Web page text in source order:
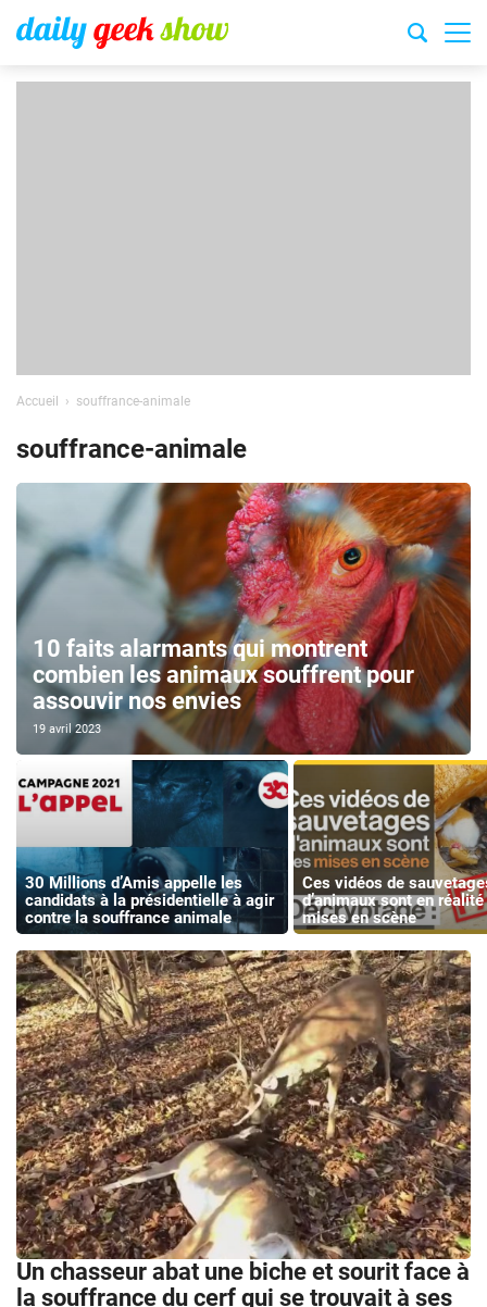
Accueil souffrance-animale
souffrance-animale
10 faits alarmants qui montrent
combien les animaux souffrent pour
assouvir nos envies
19 avril 2023
30 Millions d’Amis appelle les
candidats à la présidentielle à agir
contre la souffrance animale
Ces vidéos de
d’animaux sont en
mises en scène
Un chasseur abat une biche et sourit face à
la souffrance du cerf qui se trouvait à ses